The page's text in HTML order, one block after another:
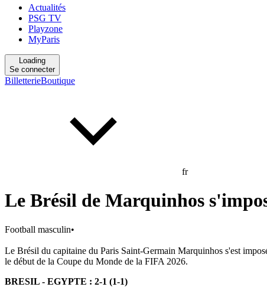
Actualités
PSG TV
Playzone
MyParis
Loading
Se connecter
BilletterieBoutique
fr
Le Brésil de Marquinhos
Football masculin•
Le Brésil du capitaine du Paris Saint-Germain Marquinhos s'est
le début de la Coupe du Monde de la FIFA 2026.
BRESIL - EGYPTE : 2-1 (1-1)